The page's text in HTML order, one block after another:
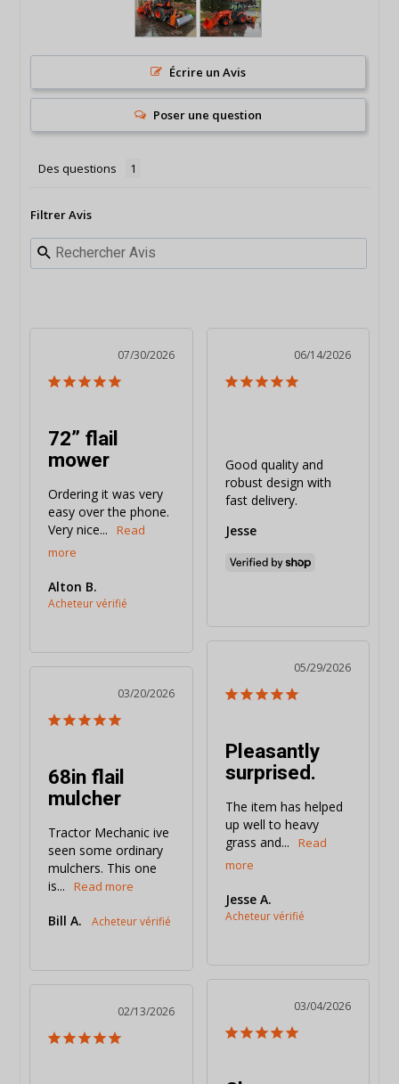
Écrire un Avis
Poser une question
Des questions
Filtrer Avis
07/30/2026
72” flail
mower
Ordering it was very
easy over the phone.
Very nice...
Alton B.
06/14/2026
Good quality and
robust design with
fast delivery.
Jesse
05/29/2026
Pleasantly
surprised.
The item has helped
up well to heavy
grass and...
Jesse A.
03/20/2026
68in flail
mulcher
Tractor Mechanic ive
seen some ordinary
mulchers. This one
is...
Bill A.
03/04/2026
02/13/2026